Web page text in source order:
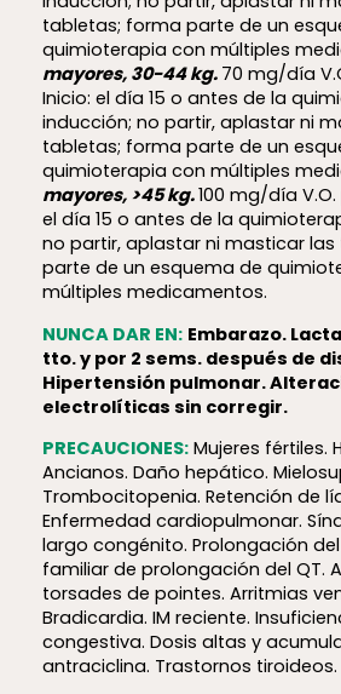
tabletas; forma parte de un
quimioterapia con múltiples
mayores, 30-44 kg. 70 mg/día
Inicio: el día 15 o antes de la
inducción; no partir, aplastar ni
tabletas; forma parte de un
quimioterapia con múltiples
mayores, >45 kg.100 mg/día
el día 15 o antes de la
no partir, aplastar ni masticar
parte de un esquema de
múltiples medicamentos.
NUNCA DAR EN: Embarazo.
tto. y por 2 sems. después de
Hipertensión pulmonar.
electrolíticas sin corregir.
PRECAUCIONES:Mujeres fértiles.
Ancianos. Daño hepático.
Trombocitopenia. Retención de
Enfermedad cardiopulmonar.
largo congénito. Prolongación
familiar de prolongación del QT.
torsades de pointes. Arritmias
Bradicardia. IM reciente.
congestiva. Dosis altas y
antraciclina. Trastornos tiroideos.